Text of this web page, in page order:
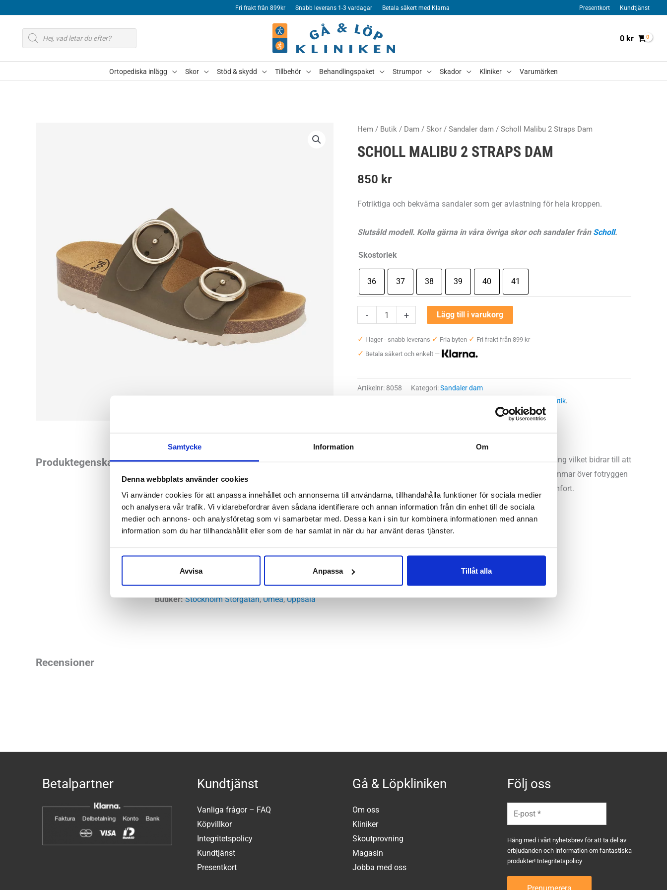
Samtycke Information Om
Denna webbplats använder cookies
Vi använder cookies för att anpassa innehållet och annonserna till användarna, tillhandahålla funktioner för sociala medier
och analysera vår trafik. Vi vidarebefordrar även sådana identifierare och annan information från din enhet till de sociala
medier och annons- och analysföretag som vi samarbetar med. Dessa kan i sin tur kombinera informationen med annan
information som du har tillhandahållit eller som de har samlat in när du har använt deras tjänster.
Avvisa Anpassa Tillåt alla
Fri frakt från 899kr Snabb leverans 1-3 vardagar Betala säkert med Klarna Presentkort Kundtjänst
Produktsökning
0 kr
Ortopediska inlägg Skor Stöd & skydd Tillbehör Behandlingspaket Strumpor Skador Kliniker Varumärken
Hem / Butik / Dam / Skor / Sandaler dam / Scholl Malibu 2 Straps Dam
SCHOLL MALIBU 2 STRAPS DAM
850 kr
Fotriktiga och bekväma sandaler som ger avlastning för hela kroppen.
Slutsåld modell. Kolla gärna in våra övriga skor och sandaler från Scholl.
Skostorlek
36 37 38 39 40 41
-
Scholl
2
Straps
mängd
+ Lägg till i varukorg
✓ I lager - snabb leverans ✓ Fria byten ✓ Fri frakt från 899 kr
✓ Betala säkert och enkelt —
Artikelnr:8058 Kategori:Sandaler dam
butik.
Produktegenskaper
Scholl Malibu 2 Straps är ett par bekväma och fotriktiga sandaler. Scholl Bioprint sulan ger ett fint stöd och avlastning vilket bidrar till att
hålla fötterna i en neutral position. Det ger god effekt både för dina fötter och för kroppen i övrigt. Två justerbara remmar över fotryggen
med dekorativa spännen av metall. För arbetet, på hemmaplan eller när du vill ha en avslappnad stil med härlig komfort.
Läst: Normal
Färg:Oliv / Khaki
Ovandel:Läder (mocka)
Utbytbar fotbädd:
Butiker: Stockholm Storgatan,Umeå,Uppsala
Recensioner
Betalpartner Kundtjänst
Vanliga frågor – FAQ
Köpvillkor
Integritetspolicy
Kundtjänst
Presentkort
Gå & Löpkliniken
Om oss
Kliniker
Skoutprovning
Magasin
Jobba med oss
Följ oss
Häng med i vårt nyhetsbrev för att ta del av
erbjudanden och information om fantastiska
produkter! Integritetspolicy